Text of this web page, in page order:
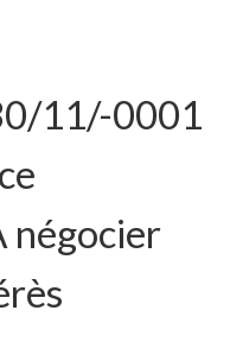
11/-0001
négocier